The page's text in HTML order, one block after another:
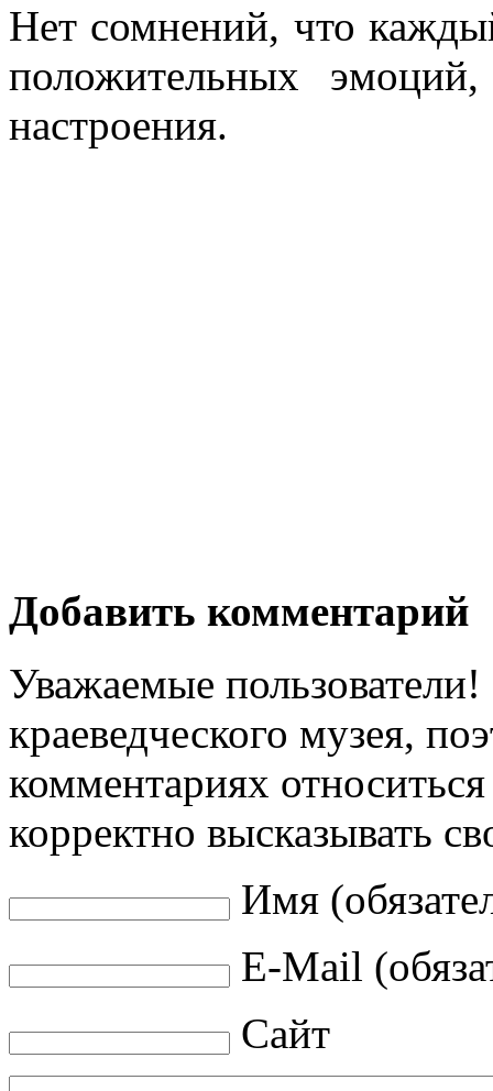
Нет сомнений, что
положительных
настроения.
Добавить комментарий
Уважаемые
краеведческого музея,
комментариях
корректно высказывать
Имя
E-Mail
Сайт